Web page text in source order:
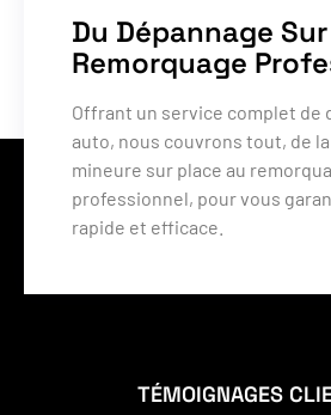
Du Dépannage
Remorquage
Offrant un service complet de
auto, nous couvrons tout, de
mineure sur place au
professionnel, pour vous
rapide et efficace.
TÉMOIGNAGES